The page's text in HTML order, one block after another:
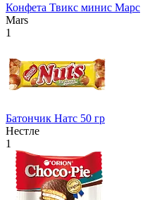
Конфета Твикс минис Марс
Mars
1
Батончик Натс 50 гр
Нестле
1